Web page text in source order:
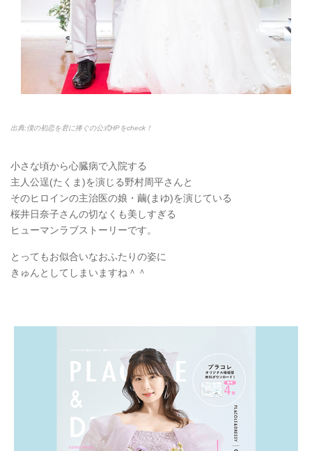
出典:僕の初恋を君に捧ぐの公式HPをcheck！
小さな頃から心臓病で入院する
主人公逞(たくま)を演じる野村周平さんと
そのヒロインの主治医の娘・繭(まゆ)を演じている
桜井日奈子さんの切なくも美しすぎる
ヒューマンラブストーリーです。
とってもお似合いなおふたりの姿に
きゅんとしてしまいますね＾＾